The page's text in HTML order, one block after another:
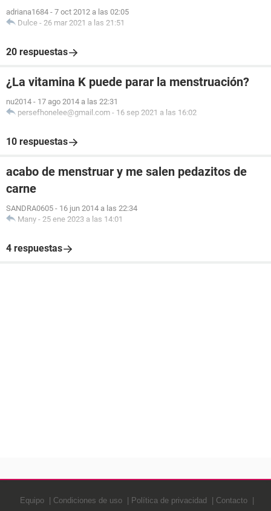
adriana1684 - 7 oct 2012 a las 02:05
Dulce - 26 mar 2021 a las 21:51
20 respuestas
¿La vitamina K puede parar la menstruación?
nu2014 - 17 ago 2014 a las 22:31
persefhonelee@gmail.com - 16 sep 2021 a las 16:02
10 respuestas
acabo de menstruar y me salen pedazitos de
carne
SANDRA0605 - 16 jun 2014 a las 22:34
Many - 25 ene 2023 a las 14:01
4 respuestas
Equipo Condiciones de uso Política de privacidad Contacto